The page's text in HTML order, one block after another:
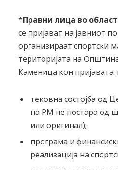
*Правни лица во
се пријават на јавниот
организираат спортски
територијата на
Каменица кон пријавата
тековна состојба од
на РМ не постара од
или оригинал);
програма и
реализација на